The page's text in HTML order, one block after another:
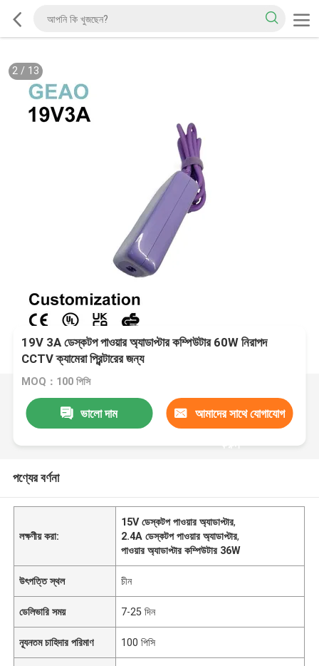
2/ 13
19V 3A ডেস্কটপ পাওয়ার অ্যাডাপ্টার কম্পিউটার 60W নিরাপদ
CCTV ক্যামেরা প্রিন্টারের জন্য
MOQ：100 পিসি
ভালো দাম আমাদের সাথে যোগাযোগ
করুন
পণ্যের বর্ণনা
লক্ষণীয় করা:
15V ডেস্কটপ পাওয়ার অ্যাডাপ্টার,
2.4A ডেস্কটপ পাওয়ার অ্যাডাপ্টার,
পাওয়ার অ্যাডাপ্টার কম্পিউটার 36W
উৎপত্তি স্থল চীন
ডেলিভারি সময় 7-25 দিন
ন্যূনতম চাহিদার পরিমাণ 100 পিসি